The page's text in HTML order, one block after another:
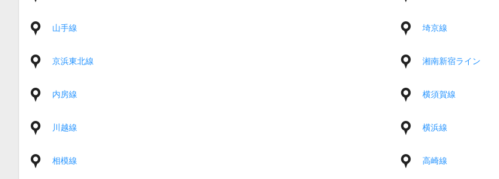
山手線 埼京線
京浜東北線 湘南新宿ライン
内房線 横須賀線
川越線 横浜線
相模線 高崎線